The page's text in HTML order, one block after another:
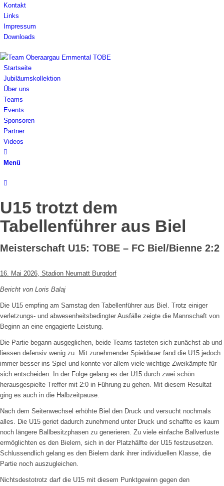
Kontakt
Links
Impressum
Downloads
Startseite
Jubiläumskollektion
Über uns
Teams
Events
Sponsoren
Partner
Videos
Menü
U15 trotzt dem
Tabellenführer aus Biel
Meisterschaft U15: TOBE – FC Biel/Bienne 2:2
16. Mai 2026, Stadion Neumatt Burgdorf
Bericht von Loris Balaj
Die U15 empfing am Samstag den Tabellenführer aus Biel. Trotz einiger
verletzungs- und abwesenheitsbedingter Ausfälle zeigte die Mannschaft von
Beginn an eine engagierte Leistung.
Die Partie begann ausgeglichen, beide Teams tasteten sich zunächst ab und
liessen defensiv wenig zu. Mit zunehmender Spieldauer fand die U15 jedoch
immer besser ins Spiel und konnte vor allem viele wichtige Zweikämpfe für
sich entscheiden. In der Folge gelang es der U15 durch zwei schön
herausgespielte Treffer mit 2:0 in Führung zu gehen. Mit diesem Resultat
ging es auch in die Halbzeitpause.
Nach dem Seitenwechsel erhöhte Biel den Druck und versucht nochmals
alles. Die U15 geriet dadurch zunehmend unter Druck und schaffte es kaum
noch längere Ballbesitzphasen zu generieren. Zu viele einfache Ballverluste
ermöglichten es den Bielern, sich in der Platzhälfte der U15 festzusetzen.
Schlussendlich gelang es den Bielern dank ihrer individuellen Klasse, die
Partie noch auszugleichen.
Nichtsdestotrotz darf die U15 mit diesem Punktgewinn gegen den